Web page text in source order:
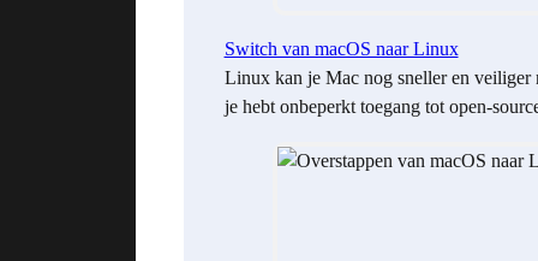
Switch van macOS naar Linux
Linux kan je Mac nog sneller en veiliger
je hebt onbeperkt toegang tot open-